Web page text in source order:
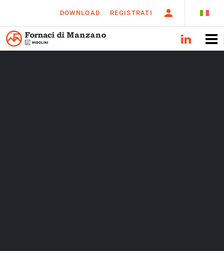
DOWNLOAD REGISTRATI